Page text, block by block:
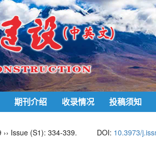
期刊介绍 收录情况 投稿须知
›› Issue (S1): 334-339. DOI: 10.3973/